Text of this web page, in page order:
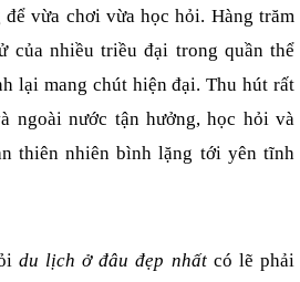
để vừa chơi vừa học hỏi. Hàng trăm
của nhiều triều đại trong quần thể
lại mang chút hiện đại. Thu hút rất
ngoài nước tận hưởng, học hỏi và
thiên nhiên bình lặng tới yên tĩnh
du lịch ở đâu đẹp nhất có lẽ phải